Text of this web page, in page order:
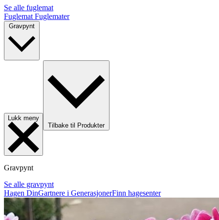
Se alle fuglemat
Fuglemat Fuglemater
Lukk meny
Tilbake til Produkter
Gravpynt
Se alle gravpynt
Hagen DinGartnere i GenerasjonerFinn hagesenter